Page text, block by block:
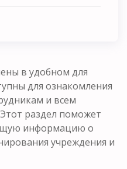
в удобном для
для ознакомления
и всем
раздел поможет
информацию о
учреждения и